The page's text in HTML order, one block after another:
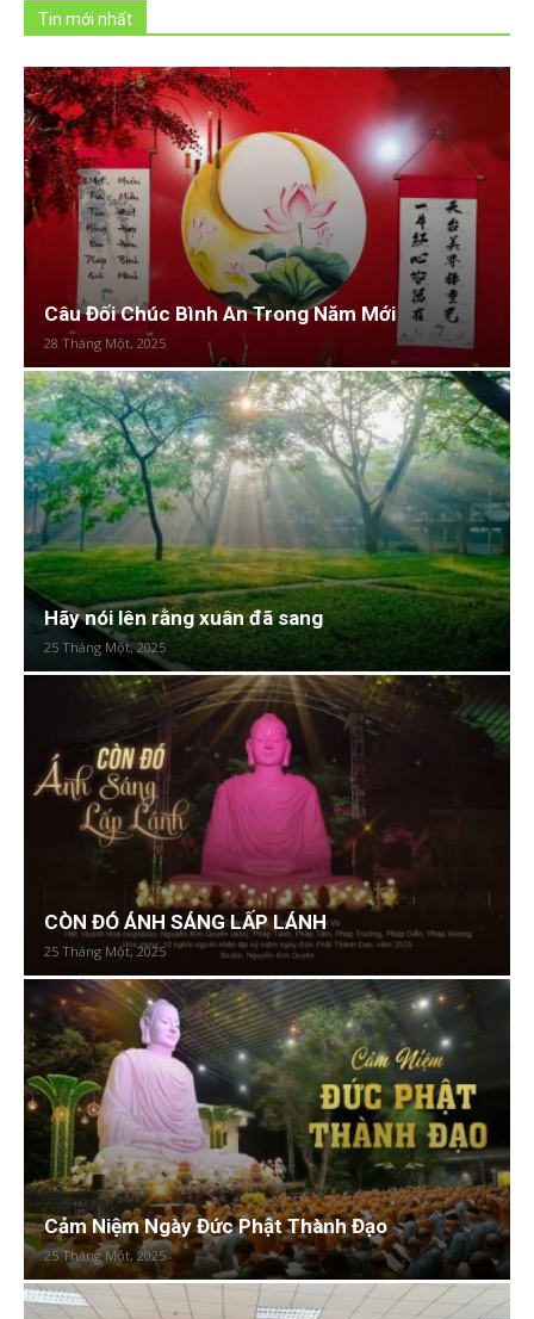
Tin mới nhất
Câu Đối Chúc Bình An Trong Năm Mới
28 Tháng Một, 2025
Hãy nói lên rằng xuân đã sang
25 Tháng Một, 2025
CÒN ĐÓ ÁNH SÁNG LẤP LÁNH
25 Tháng Một, 2025
Cảm Niệm Ngày Đức Phật Thành Đạo
25 Tháng Một, 2025